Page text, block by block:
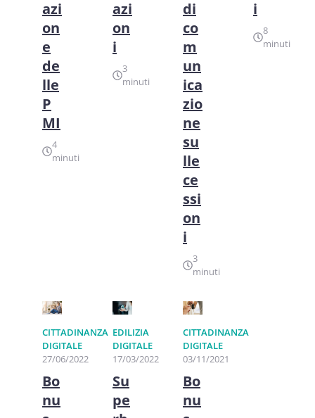
azi
on
e
de
lle
P
MI
4
minuti
azi
on
i
3
minuti
di
co
m
un
ica
zio
ne
su
lle
ce
ssi
on
i
3
minuti
i
8
minuti
CITTADINANZA
DIGITALE
27/06/2022
Bo
nu
EDILIZIA
DIGITALE
17/03/2022
Su
pe
CITTADINANZA
DIGITALE
03/11/2021
Bo
nu